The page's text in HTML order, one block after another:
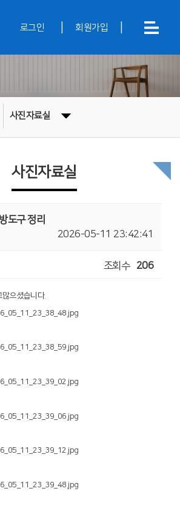
로그인 회원가입
사진자료실
사진자료실
도구 정리
2026-05-11 23:42:41
조회수 206
으셨습니다.